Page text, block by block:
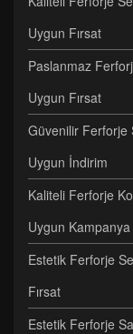
Uygun Fırsat
Paslanmaz
Uygun Fırsat
Güvenilir Ferforje
Uygun İndirim
Kaliteli Ferforje
Uygun Kampanya
Estetik Ferforje
Fırsat
Estetik Ferforje